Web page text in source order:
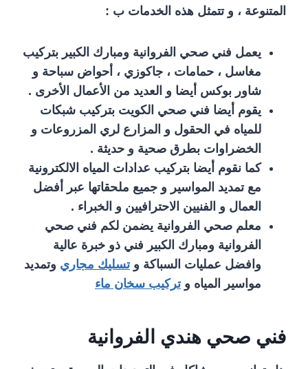
المتنوعة ، و تتمثل هذه الخدمات ب :
يعمل فني صحي الفروانية ومبارك الكبير بتركيب
مغاسل ، حمامات ، جاكوزي ، أحواض سباحة و
شاور بوكس أيضا و العديد من الأعمال الأخرى .
يقوم أيضا فني صحي الكويت بتركيب شبكات
للمياه في الحقول و المزارع لري المزروعات و
الخضراوات بطرق صحية و حديثة .
كما نقوم أيضا بتركيب عدادات المياه الالكترونية
مع تمديد المواسير و جميع ملحقاتها عبر أفضل
العمال و الفنيين الاحترافيين و الخبراء .
معلم صحي الفروانية يضمن لكم فني صحي
الفروانية ومبارك الكبير فني ذو خبرة عالية
وافضل عمليات السباكة وتسليك مجاري وتمديد
مواسير المياه وتركيب سخان ماء
فني صحي هندي الفروانية